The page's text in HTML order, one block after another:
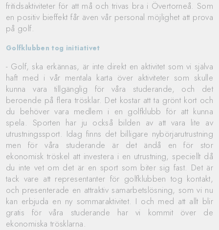
fritidsaktiviteter för att må och trivas bra i Övertorneå. Som
en positiv bieffekt får även vår personal möjlighet att prova
på golf.
Golfklubben tog initiativet
- Golf, ska erkännas, är inte direkt en aktivitet som vi själva
haft med i vår mentala karta över aktiviteter som skulle
kunna vara tillgänglig för våra studerande, och det
beroende på flera trösklar. Det kostar att ta grönt kort och
du behöver vara medlem i en golfklubb för att kunna
spela. Sporten har ju också bilden av att vara lite av
utrustningssport. Idag finns det billigare nybörjarutrustning
men för våra studerande är det ändå en för stor
ekonomisk tröskel att investera i en utrustning, speciellt då
du inte vet om det är en sport som biter sig fast. Det är
tack vare att representanter för golfklubben tog kontakt,
och presenterade en attraktiv samarbetslösning, som vi nu
kan erbjuda en ny sommaraktivitet. I och med att allt blir
gratis för våra studerande har vi kommit över de
ekonomiska trösklarna.